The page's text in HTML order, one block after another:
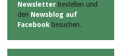
Newsletter bestellen und
den Newsblog auf
Facebook besuchen.